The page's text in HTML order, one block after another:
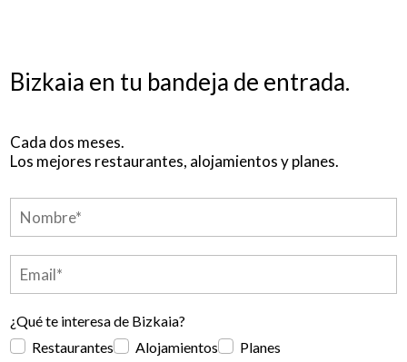
Bizkaia en tu bandeja de entrada.
Cada dos meses.
Los mejores restaurantes, alojamientos y planes.
¿Qué te interesa de Bizkaia?
Restaurantes
Alojamientos Planes